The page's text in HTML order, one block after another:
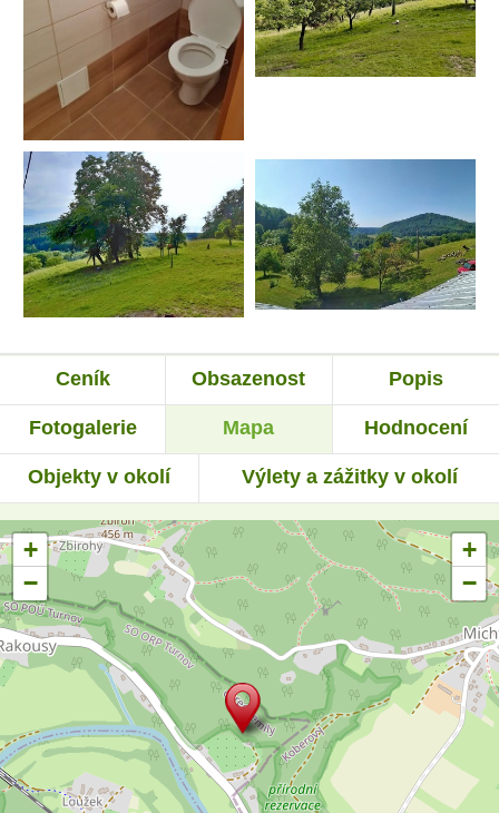
Ceník Obsazenost Popis
Fotogalerie Mapa Hodnocení
Objekty v okolí Výlety a zážitky v okolí
+
−
+
−